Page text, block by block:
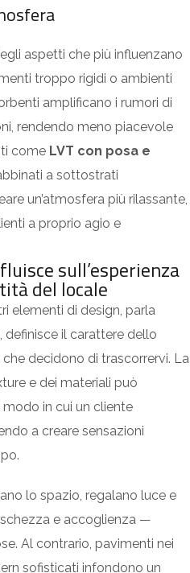
aspetti che più influenzano
troppo rigidi o ambienti
amplificano i rumori di
rendendo meno piacevole
i come LVT con posa e
a sottostrati
un’atmosfera più rilassante,
a proprio agio e
sull’esperienza
del locale
elementi di design, parla
definisce il carattere dello
decidono di trascorrervi. La
e dei materiali può
in cui un cliente
a creare sensazioni
lo spazio, regalano luce e
e accoglienza —
. Al contrario, pavimenti nei
sofisticati infondono un